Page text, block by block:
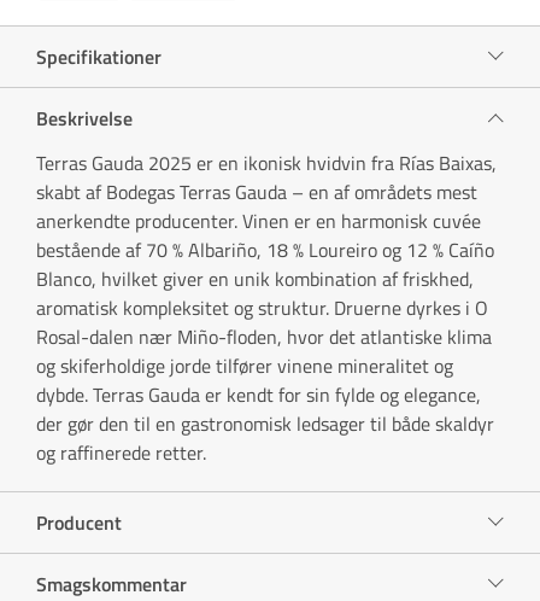
Specifikationer
Beskrivelse
Terras Gauda 2025 er en ikonisk hvidvin fra Rías Baixas,
skabt af Bodegas Terras Gauda – en af områdets mest
anerkendte producenter. Vinen er en harmonisk cuvée
bestående af 70 % Albariño, 18 % Loureiro og 12 % Caíño
Blanco, hvilket giver en unik kombination af friskhed,
aromatisk kompleksitet og struktur. Druerne dyrkes i O
Rosal-dalen nær Miño-floden, hvor det atlantiske klima
og skiferholdige jorde tilfører vinene mineralitet og
dybde. Terras Gauda er kendt for sin fylde og elegance,
der gør den til en gastronomisk ledsager til både skaldyr
og raffinerede retter.
Producent
Smagskommentar